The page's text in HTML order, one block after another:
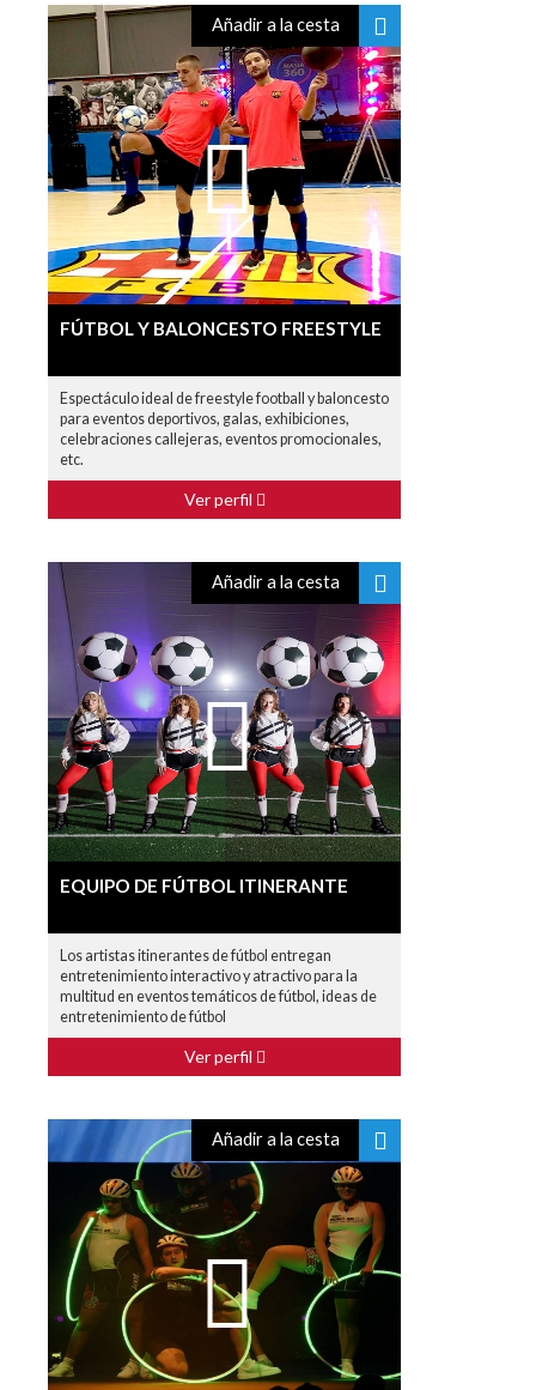
Añadir a la cesta
FÚTBOL Y BALONCESTO FREESTYLE
Espectáculo ideal de freestyle football y baloncesto
para eventos deportivos, galas, exhibiciones,
celebraciones callejeras, eventos promocionales,
etc.
Ver perfil
Añadir a la cesta
EQUIPO DE FÚTBOL ITINERANTE
Los artistas itinerantes de fútbol entregan
entretenimiento interactivo y atractivo para la
multitud en eventos temáticos de fútbol, ideas de
entretenimiento de fútbol
Ver perfil
Añadir a la cesta